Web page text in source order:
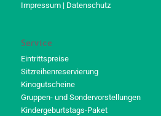
Impressum| Datenschutz
Service
Eintrittspreise
Sitzreihenreservierung
Kinogutscheine
Gruppen- und Sondervorstellungen
Kindergeburtstags-Paket